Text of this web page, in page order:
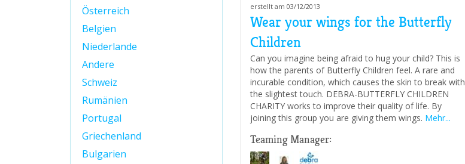
Österreich
Belgien
Niederlande
Andere
Schweiz
Rumänien
Portugal
Griechenland
Bulgarien
erstellt am 03/12/2013
Wear your wings for the Butterfly
Children
Can you imagine being afraid to hug your child? This is
how the parents of Butterfly Children feel. A rare and
incurable condition, which causes the skin to break with
the slightest touch. DEBRA-BUTTERFLY CHILDREN
CHARITY works to improve their quality of life. By
joining this group you are giving them wings. Mehr...
Teaming Manager: